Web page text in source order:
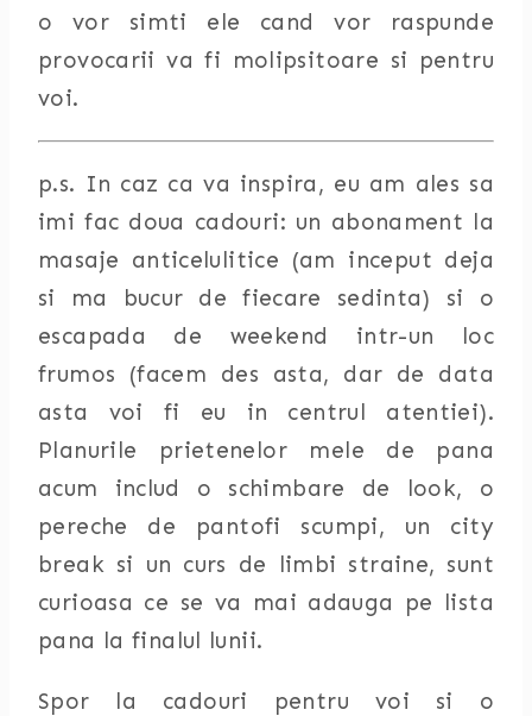
o vor simti ele cand vor raspunde
provocarii va fi molipsitoare si pentru
voi.
p.s. In caz ca va inspira, eu am ales sa
imi fac doua cadouri: un abonament la
masaje anticelulitice (am inceput deja
si ma bucur de fiecare sedinta) si o
escapada de weekend intr-un loc
frumos (facem des asta, dar de data
asta voi fi eu in centrul atentiei).
Planurile prietenelor mele de pana
acum includ o schimbare de look, o
pereche de pantofi scumpi, un city
break si un curs de limbi straine, sunt
curioasa ce se va mai adauga pe lista
pana la finalul lunii.
Spor la cadouri pentru voi si o